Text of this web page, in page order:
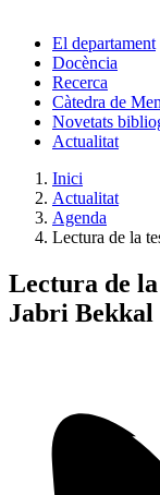
El departament
Docència
Recerca
Càtedra de
Novetats
Actualitat
Inici
Actualitat
Agenda
Lectura de la
Lectura de
Jabri Bekkal